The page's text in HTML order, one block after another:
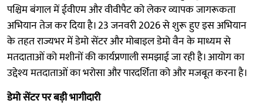
पश्चिम बंगाल में ईवीएम और वीवीपैट को लेकर व्यापक जागरूकता
अभियान तेज कर दिया है। 23 जनवरी 2026 से शुरू हुए इस अभियान
के तहत राज्यभर में डेमो सेंटर और मोबाइल डेमो वैन के माध्यम से
मतदाताओं को मशीनों की कार्यप्रणाली समझाई जा रही है। आयोग का
उद्देश्य मतदाताओं का भरोसा और पारदर्शिता को और मजबूत करना है।
डेमो सेंटर पर बड़ी भागीदारी